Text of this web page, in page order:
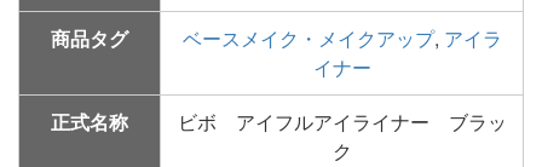
商品タグ
ベースメイク・メイクアップ, アイラ
イナー
正式名称
ビボ アイフルアイライナー ブラッ
ク